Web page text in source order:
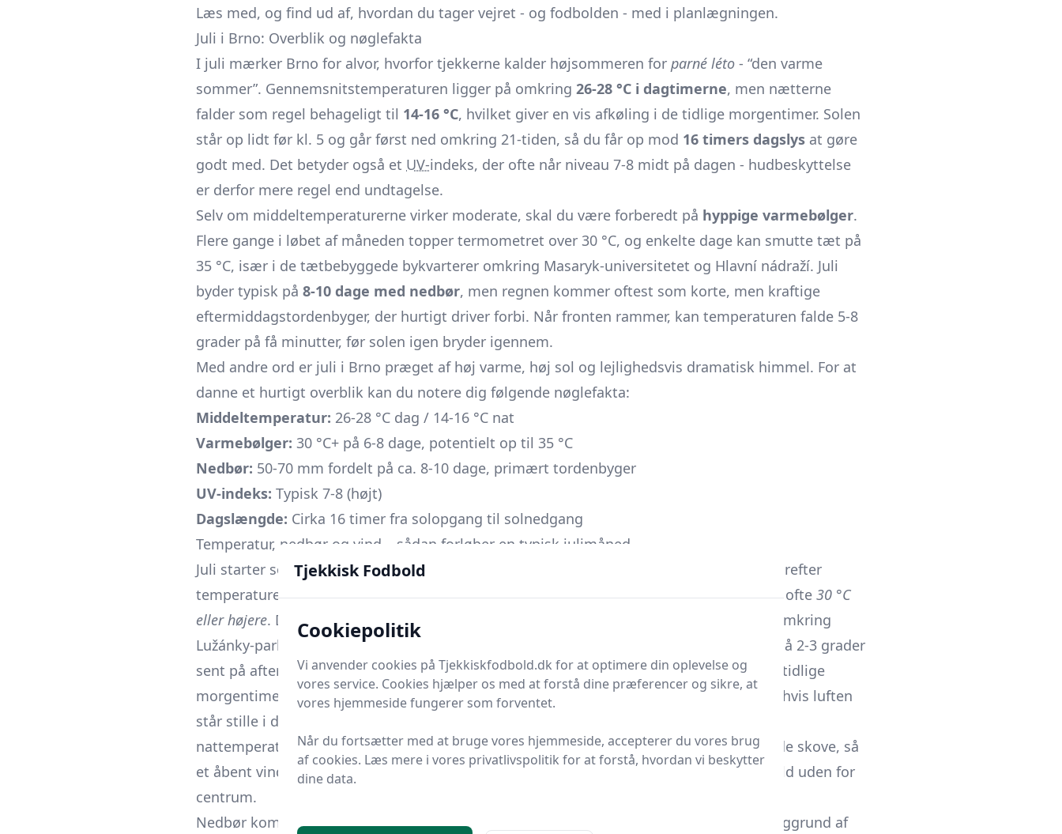
Læs med, og find ud af, hvordan du tager vejret - og fodbolden - med i planlægningen.
Juli i Brno: Overblik og nøglefakta
I juli mærker Brno for alvor, hvorfor tjekkerne kalder højsommeren for parné léto - “den varme
sommer”. Gennemsnitstemperaturen ligger på omkring 26-28 °C i dagtimerne, men nætterne
falder som regel behageligt til 14-16 °C, hvilket giver en vis afkøling i de tidlige morgentimer. Solen
står op lidt før kl. 5 og går først ned omkring 21-tiden, så du får op mod 16 timers dagslys at gøre
godt med. Det betyder også et UV-indeks, der ofte når niveau 7-8 midt på dagen - hudbeskyttelse
er derfor mere regel end undtagelse.
Selv om middeltemperaturerne virker moderate, skal du være forberedt på hyppige varmebølger.
Flere gange i løbet af måneden topper termometret over 30 °C, og enkelte dage kan smutte tæt på
35 °C, især i de tætbebyggede bykvarterer omkring Masaryk-universitetet og Hlavní nádraží. Juli
byder typisk på 8-10 dage med nedbør, men regnen kommer oftest som korte, men kraftige
eftermiddagstordenbyger, der hurtigt driver forbi. Når fronten rammer, kan temperaturen falde 5-8
grader på få minutter, før solen igen bryder igennem.
Med andre ord er juli i Brno præget af høj varme, høj sol og lejlighedsvis dramatisk himmel. For at
danne et hurtigt overblik kan du notere dig følgende nøglefakta:
Middeltemperatur: 26-28 °C dag / 14-16 °C nat
Varmebølger: 30 °C+ på 6-8 dage, potentielt op til 35 °C
Nedbør: 50-70 mm fordelt på ca. 8-10 dage, primært tordenbyger
UV-indeks: Typisk 7-8 (højt)
Dagslængde: Cirka 16 timer fra solopgang til solnedgang
Temperatur, nedbør og vind – sådan forløber en typisk julimåned
Juli starter som regel lunt allerede fra tidlig morgen: omkring
, hvorefter
temperaturen klatrer hastigt til dagens maksimum på26-28 °C- og under varmebølger ofte 30 °C
eller højere. Den varme luften holder sig længere inde i byen end i de grønne områder omkring
Lužánky-parken eller Brno-dæmningen, så du kan opleve en
-forskel på 2-3 grader
sent på aftenen. Luftfugtigheden ligger typisk på55-65 %midt på dagen, men kan i de tidlige
morgentimer snige sig op over 80 %, hvilket giver en tungere, klam fornemmelse, især hvis luften
står stille i de snævre gader i det historiske centrum. Selv under varmebølger falder
nattemperaturen som regel til behagelige14-16 °Ci forstæderne og de omkringliggende skove, så
et åbent vindue eller let ventilation er ofte nok til at køle et soveværelse ned - i hvert fald uden for
centrum.
Nedbør kommer oftest someftermiddags- eller aftenbyger
, der udvikler sig hurtigt på baggrund af
Tjekkisk Fodbold
Cookiepolitik
Vi anvender cookies på Tjekkiskfodbold.dk for at optimere din oplevelse og
vores service. Cookies hjælper os med at forstå dine præferencer og sikre, at
vores hjemmeside fungerer som forventet.
Når du fortsætter med at bruge vores hjemmeside, accepterer du vores brug
af cookies. Læs mere i vores privatlivspolitik for at forstå, hvordan vi beskytter
dine data.